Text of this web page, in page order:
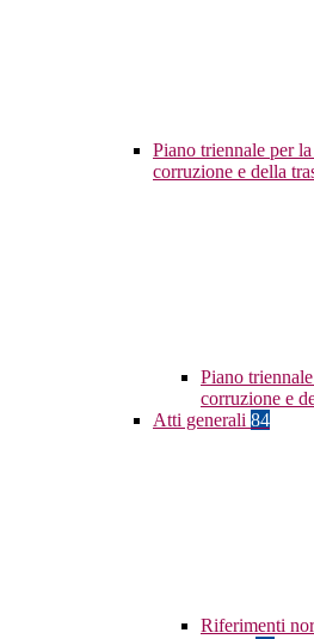
Piano triennale per
corruzione e della
Piano
corruzione e
Atti generali 84
Riferimenti